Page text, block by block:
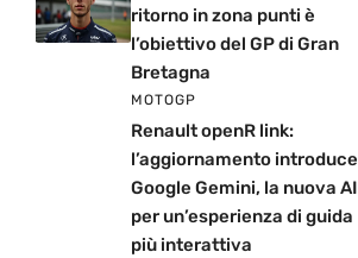
ritorno in zona punti è
l’obiettivo del GP di Gran
Bretagna
MOTOGP
Renault openR link:
l’aggiornamento introduce
Google Gemini, la nuova AI
per un’esperienza di guida
più interattiva